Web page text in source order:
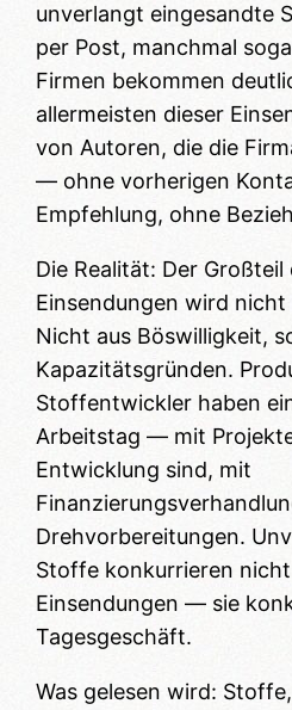
unverlangt eingesandte
per Post, manchmal
Firmen bekommen
allermeisten dieser
von Autoren, die die
— ohne vorherigen
Empfehlung, ohne
Die Realität: Der Großteil
Einsendungen wird
Nicht aus Böswilligkeit,
Kapazitätsgründen.
Stoffentwickler haben
Arbeitstag — mit
Entwicklung sind, mit
Drehvorbereitungen.
Stoffe konkurrieren
Einsendungen — sie
Tagesgeschäft.
Was gelesen wird: